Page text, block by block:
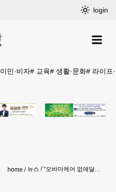
login
이민·비자# 교육# 생활·문화# 라이프
home 뉴스 “오바마케어 없애달라” 트럼프 대법원에 소견서